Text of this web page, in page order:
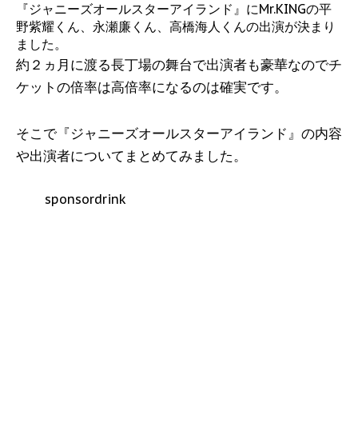
『ジャニーズオールスターアイランド』にMr.KINGの平
野紫耀くん、永瀬廉くん、高橋海人くんの出演が決まり
ました。
約２ヵ月に渡る長丁場の舞台で出演者も豪華なのでチ
ケットの倍率は高倍率になるのは確実です。
そこで『ジャニーズオールスターアイランド』の内容
や出演者についてまとめてみました。
sponsordrink